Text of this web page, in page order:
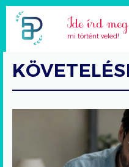
mi történt veled!
mindig